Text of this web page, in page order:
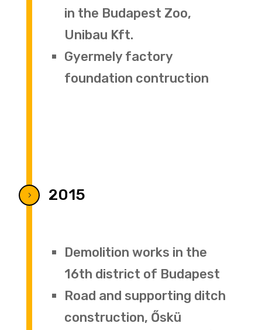
in the Budapest Zoo,
Unibau Kft.
Gyermely factory
foundation contruction
5 2015
Demolition works in the
16th district of Budapest
Road and supporting ditch
construction, Őskü